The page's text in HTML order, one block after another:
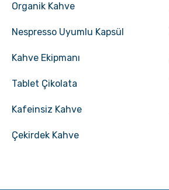
Organik Kahve
Nespresso Uyumlu Kapsül
Kahve Ekipmanı
Tablet Çikolata
Kafeinsiz Kahve
Çekirdek Kahve